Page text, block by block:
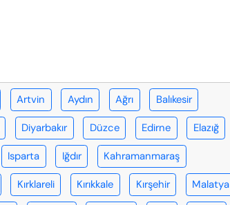
Artvin Aydın Ağrı Balıkesir
Diyarbakır Düzce Edirne Elazığ
Isparta Iğdır Kahramanmaraş
Kırklareli Kırıkkale Kırşehir Malatya